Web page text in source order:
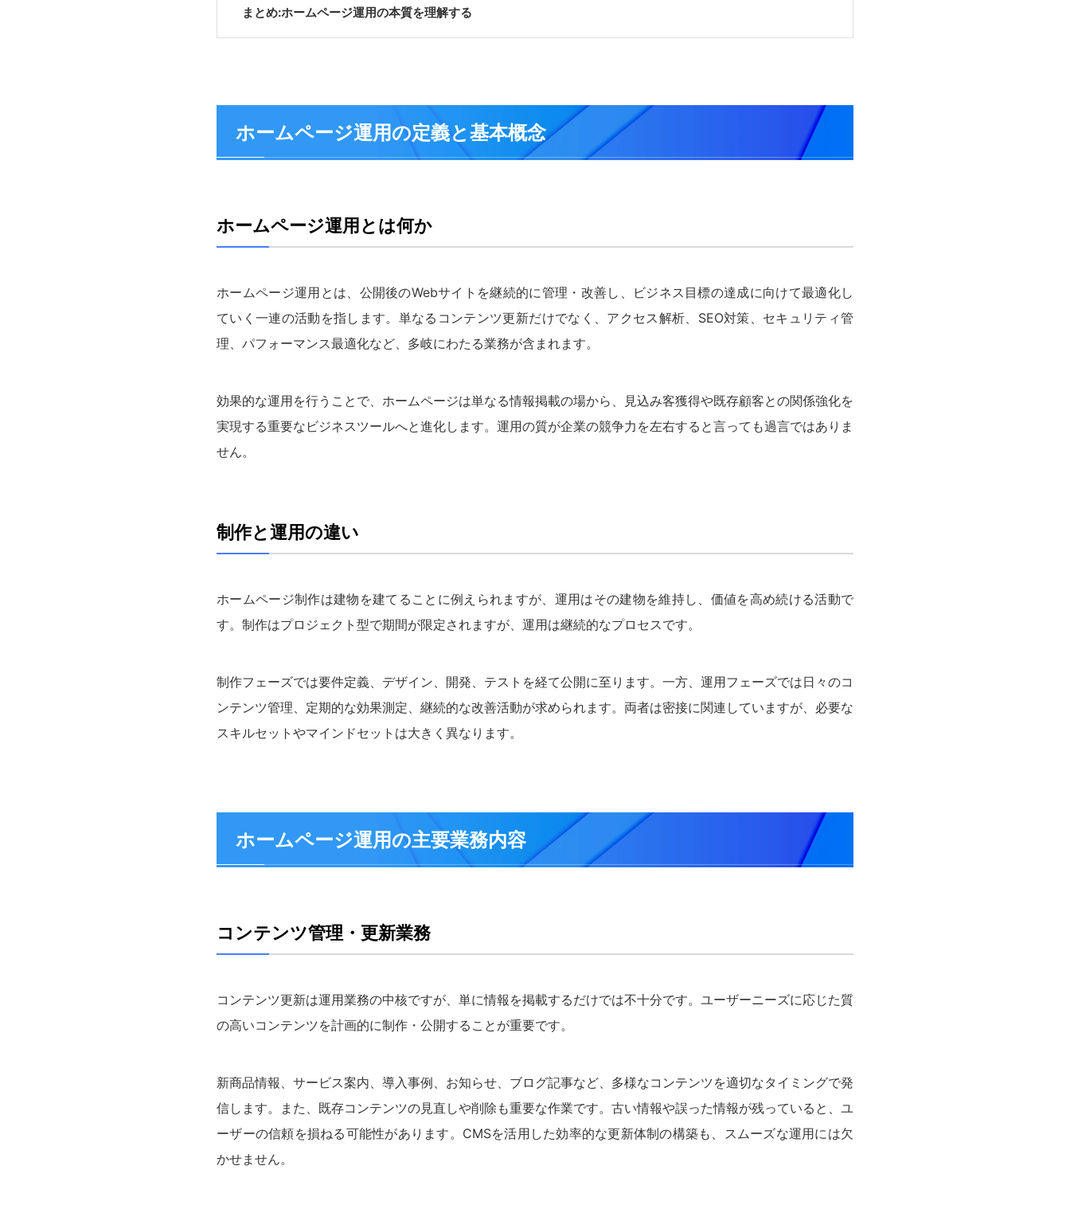
まとめ:ホームページ運用の本質を理解する
ホームページ運用の定義と基本概念
ホームページ運用とは何か
ホームページ運用とは、公開後のWebサイトを継続的に管理・改善し、ビジネス目標の達成に向けて最適化し
ていく一連の活動を指します。単なるコンテンツ更新だけでなく、アクセス解析、SEO対策、セキュリティ管
理、パフォーマンス最適化など、多岐にわたる業務が含まれます。
効果的な運用を行うことで、ホームページは単なる情報掲載の場から、見込み客獲得や既存顧客との関係強化を
実現する重要なビジネスツールへと進化します。運用の質が企業の競争力を左右すると言っても過言ではありま
せん。
制作と運用の違い
ホームページ制作は建物を建てることに例えられますが、運用はその建物を維持し、価値を高め続ける活動で
す。制作はプロジェクト型で期間が限定されますが、運用は継続的なプロセスです。
制作フェーズでは要件定義、デザイン、開発、テストを経て公開に至ります。一方、運用フェーズでは日々のコ
ンテンツ管理、定期的な効果測定、継続的な改善活動が求められます。両者は密接に関連していますが、必要な
スキルセットやマインドセットは大きく異なります。
ホームページ運用の主要業務内容
コンテンツ管理・更新業務
コンテンツ更新は運用業務の中核ですが、単に情報を掲載するだけでは不十分です。ユーザーニーズに応じた質
の高いコンテンツを計画的に制作・公開することが重要です。
新商品情報、サービス案内、導入事例、お知らせ、ブログ記事など、多様なコンテンツを適切なタイミングで発
信します。また、既存コンテンツの見直しや削除も重要な作業です。古い情報や誤った情報が残っていると、ユ
ーザーの信頼を損ねる可能性があります。CMSを活用した効率的な更新体制の構築も、スムーズな運用には欠
かせません。